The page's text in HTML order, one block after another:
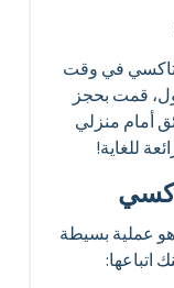
في وقت
قمت بحجز
أمام منزلي
عملية بسيطة